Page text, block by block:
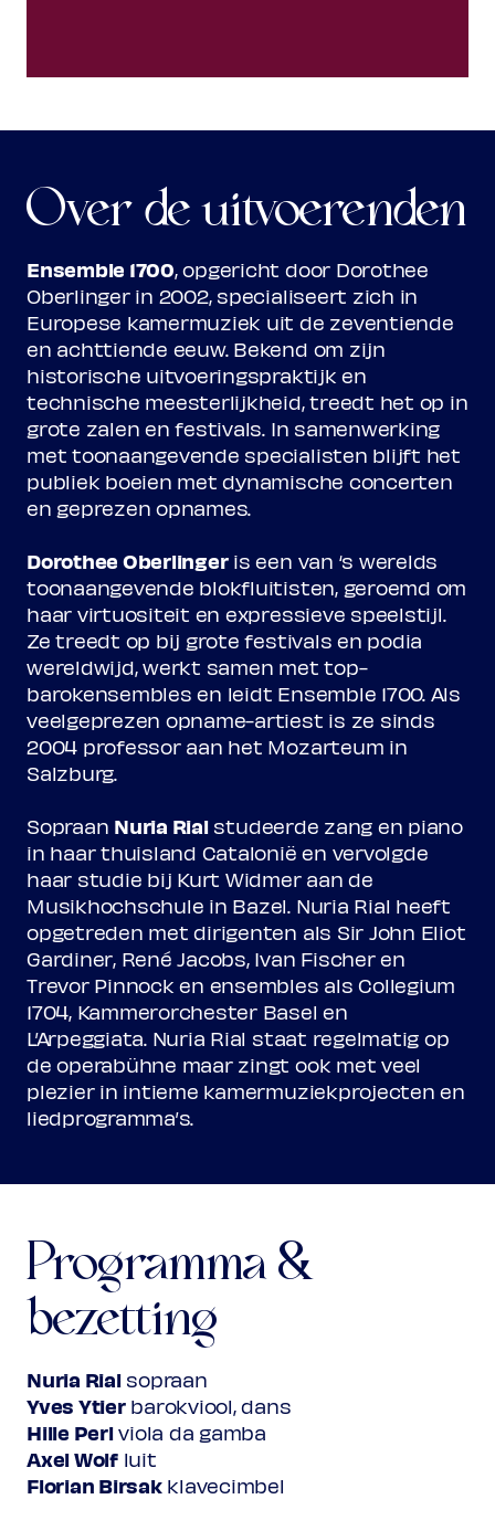
Over de uitvoerenden
Ensemble 1700, opgericht door Dorothee
Oberlinger in 2002, specialiseert zich in
Europese kamermuziek uit de zeventiende
en achttiende eeuw. Bekend om zijn
historische uitvoeringspraktijk en
technische meesterlijkheid, treedt het op in
grote zalen en festivals. In samenwerking
met toonaangevende specialisten blijft het
publiek boeien met dynamische concerten
en geprezen opnames.
Dorothee Oberlingeris een van ‘s werelds
toonaangevende blokfluitisten, geroemd om
haar virtuositeit en expressieve speelstijl.
Ze treedt op bij grote festivals en podia
wereldwijd, werkt samen met top-
barokensembles en leidt Ensemble 1700. Als
veelgeprezen opname-artiest is ze sinds
2004 professor aan het Mozarteum in
Salzburg.
Sopraan Nuria Rialstudeerde zang en piano
in haar thuisland Catalonië en vervolgde
haar studie bij Kurt Widmer aan de
Musikhochschule in Bazel. Nuria Rial heeft
opgetreden met dirigenten als Sir John Eliot
Gardiner, René Jacobs, Ivan Fischer en
Trevor Pinnock en ensembles als Collegium
1704, Kammerorchester Basel en
L’Arpeggiata. Nuria Rial staat regelmatig op
de operabühne maar zingt ook met veel
plezier in intieme kamermuziekprojecten en
liedprogramma’s.
Programma &
bezetting
Nuria Rialsopraan
Yves Ytierbarokviool, dans
Hille Perlviola da gamba
Axel Wolfluit
Florian Birsakklavecimbel